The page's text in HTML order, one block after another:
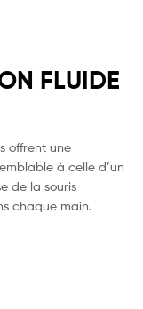
FLUIDE
offrent une
à celle d’un
de la souris
chaque main.